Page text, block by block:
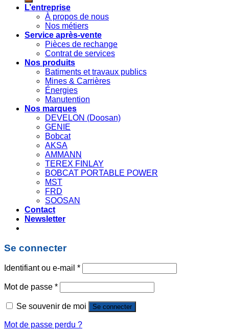
L’entreprise
À propos de nous
Nos métiers
Service après-vente
Pièces de rechange
Contrat de services
Nos produits
Batiments et travaux publics
Mines & Carrières
Énergies
Manutention
Nos marques
DEVELON (Doosan)
GENIE
Bobcat
AKSA
AMMANN
TEREX FINLAY
BOBCAT PORTABLE POWER
MST
FRD
SOOSAN
Contact
Newsletter
Se connecter
Identifiant ou e-mail *
Mot de passe *
Se souvenir de moi Se connecter
Mot de passe perdu ?